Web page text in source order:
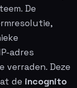
De
adres
verraden. Deze
de incognito